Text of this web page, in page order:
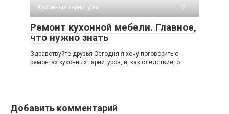
Кухонные гарнитуры
2
Ремонт кухонной мебели. Главное,
что нужно знать
Здравствуйте друзья Сегодня я хочу поговорить о
ремонтах кухонных гарнитуров, и, как следствие, о
Добавить комментарий